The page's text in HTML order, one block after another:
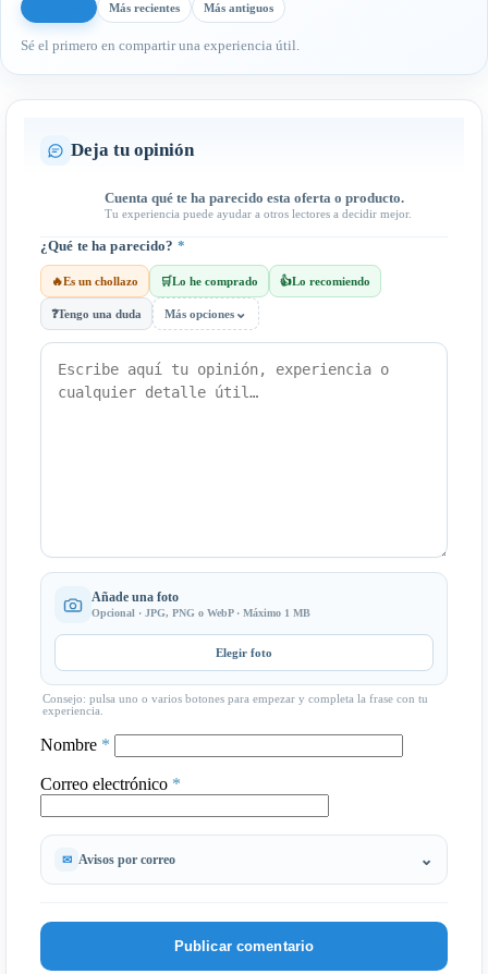
Más recientes Más antiguos
Sé el primero en compartir una experiencia útil.
Deja tu opinión
Cuenta qué te ha parecido esta oferta o producto.
Tu experiencia puede ayudar a otros lectores a decidir mejor.
¿Qué te ha parecido? *
🔥Es un chollazo 🛒Lo he comprado 👍Lo recomiendo
❓Tengo una duda Más opciones ⌄
Añade una foto
Opcional · JPG, PNG o WebP · Máximo 1 MB
Elegir foto
Consejo: pulsa uno o varios botones para empezar y completa la frase con tu
experiencia.
Nombre *
Correo electrónico *
Avisos por correo